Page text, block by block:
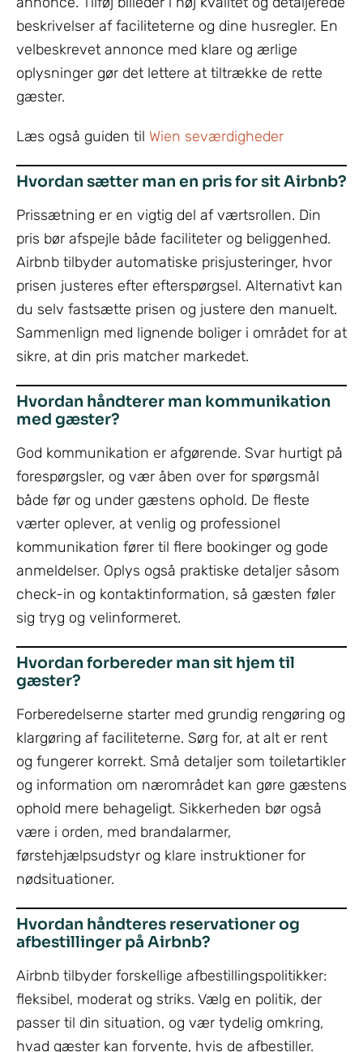
beskrivelser af faciliteterne og dine husregler. En
velbeskrevet annonce med klare og ærlige
oplysninger gør det lettere at tiltrække de rette
gæster.
Læs også guiden til Wien seværdigheder
Hvordan sætter man en pris for sit Airbnb?
Prissætning er en vigtig del af værtsrollen. Din
pris bør afspejle både faciliteter og beliggenhed.
Airbnb tilbyder automatiske prisjusteringer, hvor
prisen justeres efter efterspørgsel. Alternativt kan
du selv fastsætte prisen og justere den manuelt.
Sammenlign med lignende boliger i området for at
sikre, at din pris matcher markedet.
Hvordan håndterer man kommunikation
med gæster?
God kommunikation er afgørende. Svar hurtigt på
forespørgsler, og vær åben over for spørgsmål
både før og under gæstens ophold. De fleste
værter oplever, at venlig og professionel
kommunikation fører til flere bookinger og gode
anmeldelser. Oplys også praktiske detaljer såsom
check-in og kontaktinformation, så gæsten føler
sig tryg og velinformeret.
Hvordan forbereder man sit hjem til
gæster?
Forberedelserne starter med grundig rengøring og
klargøring af faciliteterne. Sørg for, at alt er rent
og fungerer korrekt. Små detaljer som toiletartikler
og information om nærområdet kan gøre gæstens
ophold mere behageligt. Sikkerheden bør også
være i orden, med brandalarmer,
førstehjælpsudstyr og klare instruktioner for
nødsituationer.
Hvordan håndteres reservationer og
afbestillinger på Airbnb?
Airbnb tilbyder forskellige afbestillingspolitikker:
fleksibel, moderat og striks. Vælg en politik, der
passer til din situation, og vær tydelig omkring,
hvad gæster kan forvente, hvis de afbestiller.